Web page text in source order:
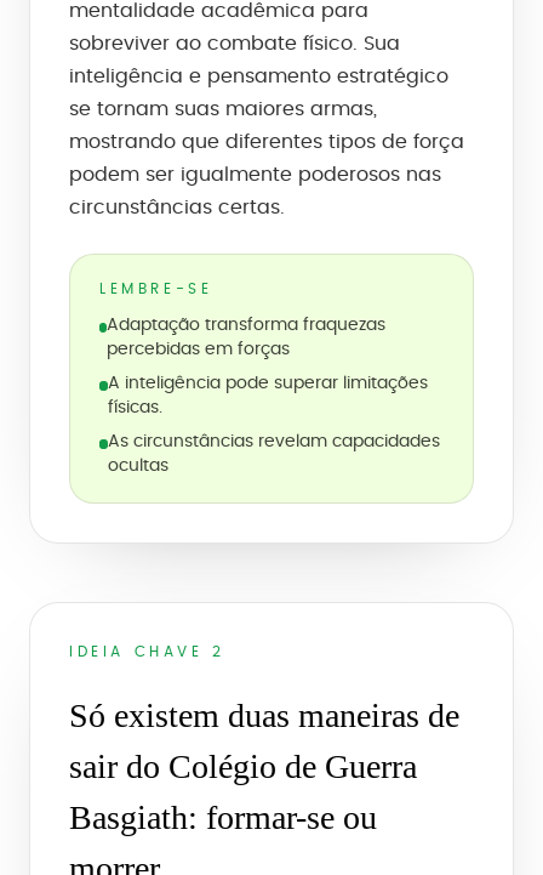
mentalidade acadêmica para
sobreviver ao combate físico. Sua
inteligência e pensamento estratégico
se tornam suas maiores armas,
mostrando que diferentes tipos de força
podem ser igualmente poderosos nas
circunstâncias certas.
LEMBRE-SE
Adaptação transforma fraquezas
percebidas em forças
A inteligência pode superar limitações
físicas.
As circunstâncias revelam capacidades
ocultas
IDEIA CHAVE 2
Só existem duas maneiras de
sair do Colégio de Guerra
Basgiath: formar-se ou